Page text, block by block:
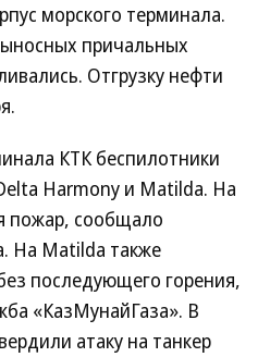
морского терминала.
причальных
Отгрузку нефти
КТК беспилотники
Harmony и Matilda. На
пожар, сообщало
На Matilda также
последующего горения,
«КазМунайГаза». В
атаку на танкер